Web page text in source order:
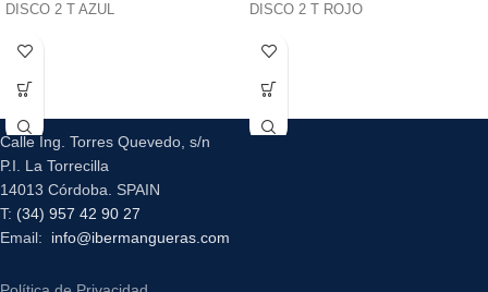
DISCO 2 T AZUL DISCO 2 T ROJO
Calle Ing. Torres Quevedo, s/n
P.I. La Torrecilla
14013 Córdoba. SPAIN
T: (34) 957 42 90 27
Email: info@ibermangueras.com